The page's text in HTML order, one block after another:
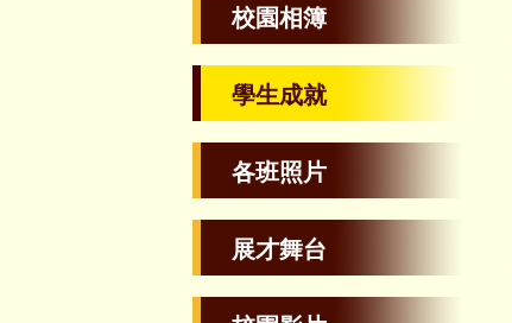
校園相簿
學生成就
各班照片
展才舞台